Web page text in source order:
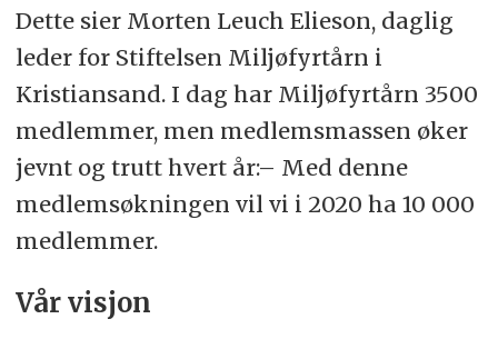
Dette sier Morten Leuch Elieson, daglig
leder for Stiftelsen Miljøfyrtårn i
Kristiansand. I dag har Miljøfyrtårn 3500
medlemmer, men medlemsmassen øker
jevnt og trutt hvert år:– Med denne
medlemsøkningen vil vi i 2020 ha 10 000
medlemmer.
Vår visjon